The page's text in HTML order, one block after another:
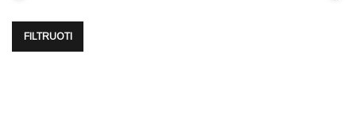
FILTRUOTI